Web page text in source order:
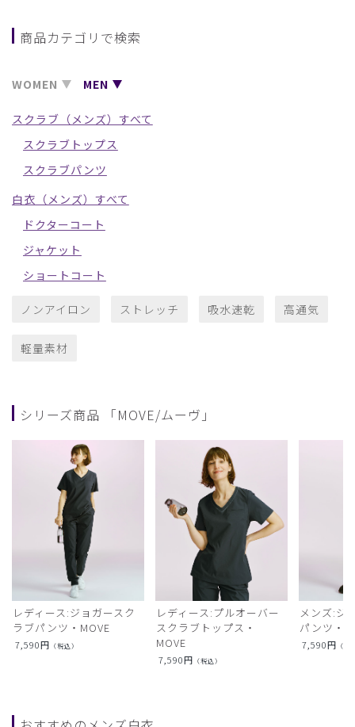
商品カテゴリで検索
WOMEN MEN
スクラブ（メンズ）すべて
スクラブトップス
スクラブパンツ
白衣（メンズ）すべて
ドクターコート
ジャケット
ショートコート
ノンアイロン ストレッチ 吸水速乾 高通気
軽量素材
シリーズ商品 「MOVE/ムーヴ」
レディース:ジョガースク
ラブパンツ・MOVE
7,590円 （税込）
レディース:プルオーバー
スクラブトップス・
MOVE
7,590円 （税込）
メンズ:ジ
パンツ・
7,590円 （税